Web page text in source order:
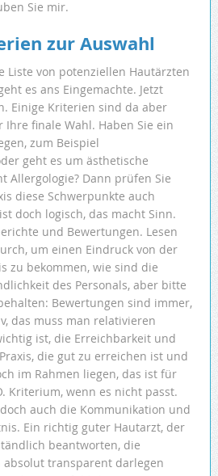
Sie mir.
zur Auswahl
Liste von potenziellen Hautärzten
es ans Eingemachte. Jetzt
Einige Kriterien sind da aber
finale Wahl. Haben Sie ein
zum Beispiel
geht es um ästhetische
Allergologie? Dann prüfen Sie
diese Schwerpunkte auch
doch logisch, das macht Sinn.
und Bewertungen. Lesen
um einen Eindruck von der
zu bekommen, wie sind die
des Personals, aber bitte
Bewertungen sind immer,
das muss man relativieren
ist, die Erreichbarkeit und
die gut zu erreichen ist und
im Rahmen liegen, das ist für
Kriterium, wenn es nicht passt.
auch die Kommunikation und
Ein richtig guter Hautarzt, der
beantworten, die
transparent darlegen